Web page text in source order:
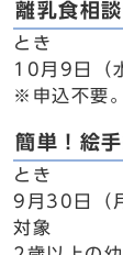
離乳食相
とき
10月9日（
※申込不要。
簡単！絵
とき
9月30日（
対象